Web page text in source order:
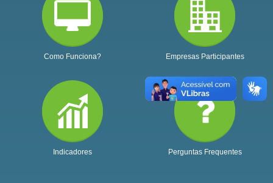
Como Funciona? Empresas Participantes
Indicadores Perguntas Frequentes